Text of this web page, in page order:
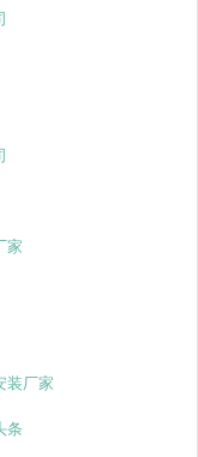
家
装厂家
条